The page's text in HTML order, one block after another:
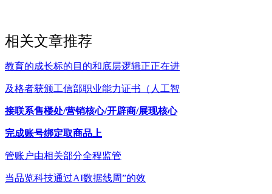
相关文章推荐
教育的成长标的目的和底层逻辑正正在进
及格者获颁工信部职业能力证书（人工智
接联系售楼处/营销核心/开辟商/展现核心
完成账号绑定取商品上
管账户由相关部分全程监管
当品览科技通过AI数据线周”的效